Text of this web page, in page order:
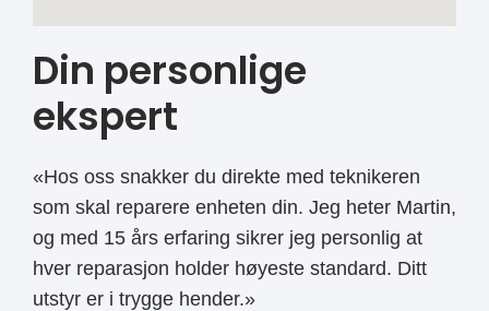
Din personlige
ekspert
«Hos oss snakker du direkte med teknikeren
som skal reparere enheten din. Jeg heter Martin,
og med 15 års erfaring sikrer jeg personlig at
hver reparasjon holder høyeste standard. Ditt
utstyr er i trygge hender.»